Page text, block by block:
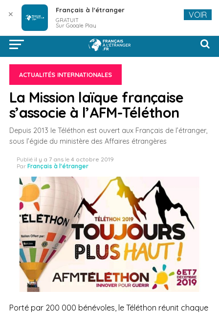
ACTUALITÉS INTERNATIONALES
La Mission laïque française
s’associe à l’AFM-Téléthon
Depuis 2013 le Téléthon est ouvert aux Français de l’étranger,
sous l’égide du ministère des Affaires étrangères
Publié il y a 7 ans le 4 octobre 2019
Par Français à l'étranger
Porté par 200 000 bénévoles, le Téléthon réunit chaque
✕ Français à l'étranger
GRATUIT
Sur Google Play
VOIR